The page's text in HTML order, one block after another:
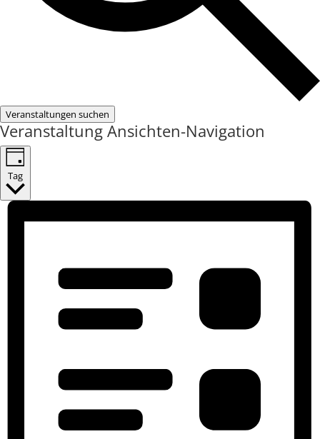
Veranstaltungen suchen
Veranstaltung Ansichten-Navigation
Tag